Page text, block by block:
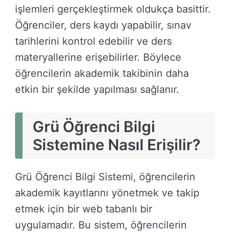
işlemleri gerçekleştirmek oldukça basittir.
Öğrenciler, ders kaydı yapabilir, sınav
tarihlerini kontrol edebilir ve ders
materyallerine erişebilirler. Böylece
öğrencilerin akademik takibinin daha
etkin bir şekilde yapılması sağlanır.
Grü Öğrenci Bilgi
Sistemine Nasıl Erişilir?
Grü Öğrenci Bilgi Sistemi, öğrencilerin
akademik kayıtlarını yönetmek ve takip
etmek için bir web tabanlı bir
uygulamadır. Bu sistem, öğrencilerin